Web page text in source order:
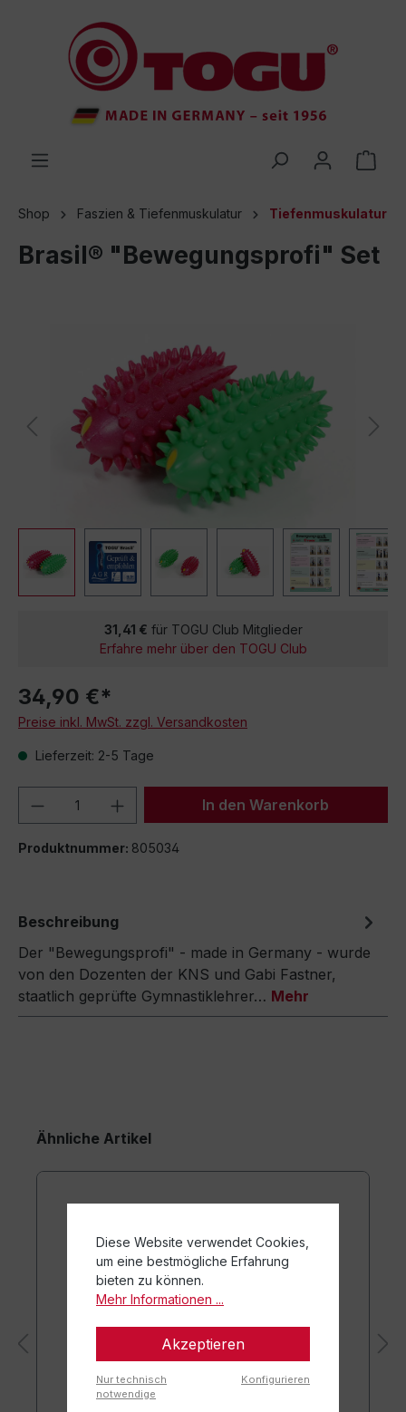
springen
Shop Faszien & Tiefenmuskulatur Tiefenmuskulatur
Brasil® "Bewegungsprofi" Set
31,41 € für TOGU Club Mitglieder
Erfahre mehr über den TOGU Club
34,90 €*
Preise inkl. MwSt. zzgl. Versandkosten
Lieferzeit: 2-5 Tage
Produkt Anzahl: Gib denIn den Warenkorb
Produktnummer: 805034
Beschreibung
Der "Bewegungsprofi" - made in Germany - wurde
von den Dozenten der KNS und Gabi Fastner,
staatlich geprüfte Gymnastiklehrer… Mehr
Ähnliche Artikel
Diese Website verwendet Cookies,
um eine bestmögliche Erfahrung
bieten zu können.
Mehr Informationen ...
Akzeptieren
Nur technisch
notwendige
Konfigurieren